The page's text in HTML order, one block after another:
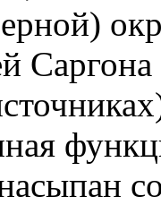
Саргона